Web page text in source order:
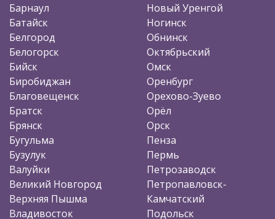
Барнаул
Батайск
Белгород
Белогорск
Бийск
Биробиджан
Благовещенск
Братск
Брянск
Бугульма
Бузулук
Валуйки
Великий Новгород
Верхняя Пышма
Владивосток
Новый Уренгой
Ногинск
Обнинск
Октябрьский
Омск
Оренбург
Орехово-Зуево
Орёл
Орск
Пенза
Пермь
Петрозаводск
Петропавловск-
Камчатский
Подольск